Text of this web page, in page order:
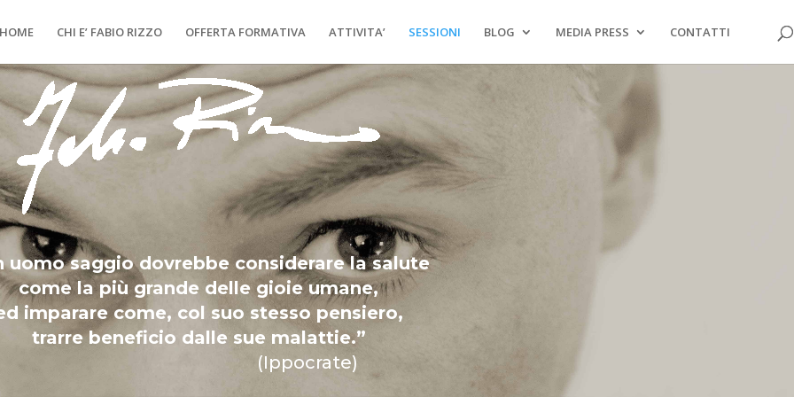
HOME CHI E’ FABIO RIZZO OFFERTA FORMATIVA ATTIVITA’ SESSIONI BLOG MEDIA PRESS CONTATTI
uomo saggio dovrebbe considerare la salute
come la più grande delle gioie umane,
imparare come, col suo stesso pensiero,
trarre beneficio dalle sue malattie.”
(Ippocrate)